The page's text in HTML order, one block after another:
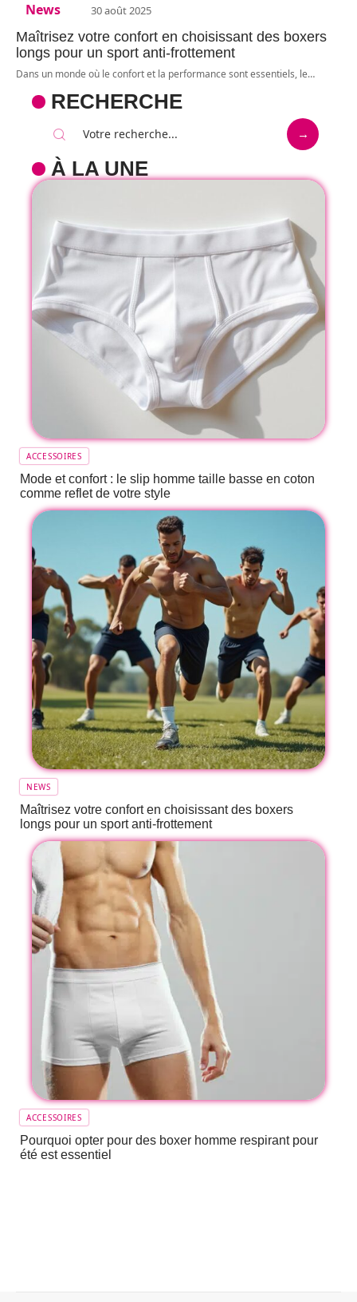
News 30 août 2025
Maîtrisez votre confort en choisissant des boxers
longs pour un sport anti-frottement
Dans un monde où le confort et la performance sont essentiels, le…
RECHERCHE
À LA UNE
ACCESSOIRES
Mode et confort : le slip homme taille basse en coton
comme reflet de votre style
NEWS
Maîtrisez votre confort en choisissant des boxers
longs pour un sport anti-frottement
ACCESSOIRES
Pourquoi opter pour des boxer homme respirant pour
été est essentiel